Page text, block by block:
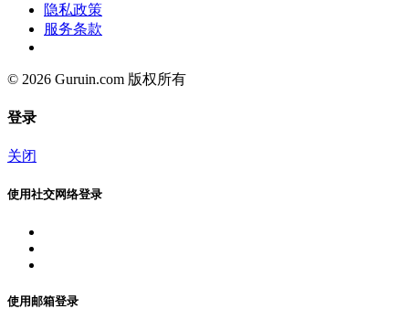
隐私政策
服务条款
© 2026 Guruin.com 版权所有
登录
关闭
使用社交网络登录
使用邮箱登录